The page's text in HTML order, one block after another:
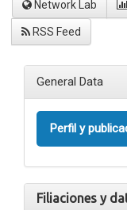
Network Lab
RSS Feed
General Data
Perfil y
Filiaciones y